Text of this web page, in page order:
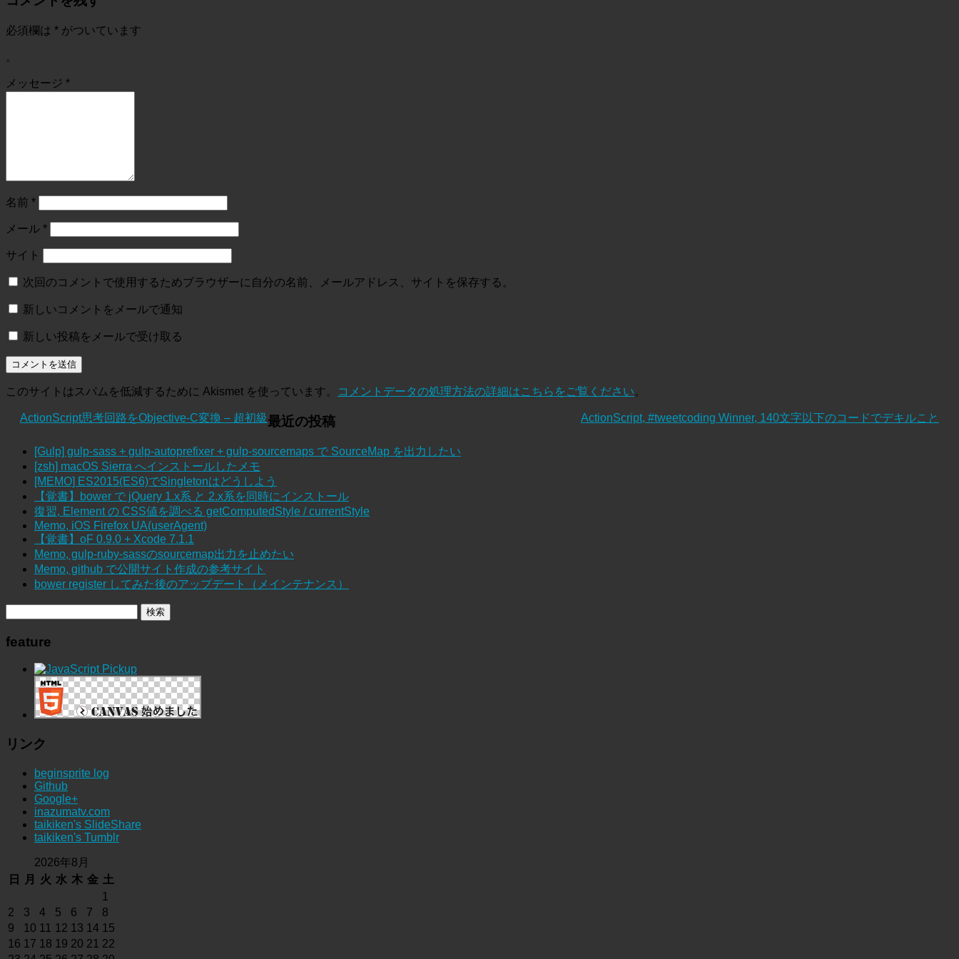
必須欄は * がついています
。
メッセージ *
名前 *
メール *
サイト
次回のコメントで使用するためブラウザーに自分の名前、メールアドレス、サイトを保存する。
新しいコメントをメールで通知
新しい投稿をメールで受け取る
このサイトはスパムを低減するために Akismet を使っています。 コメントデータの処理方法の詳細はこちらをご覧ください。
ActionScript思考回路をObjective-C変換 – 超初級 ActionScript, #tweetcoding Winner, 140文字以下のコードでデキルこと
最近の投稿
[Gulp] gulp-sass + gulp-autoprefixer + gulp-sourcemaps で SourceMap を出力したい
[zsh] macOS Sierra へインストールしたメモ
[MEMO] ES2015(ES6)でSingletonはどうしよう
【覚書】bower で jQuery 1.x系 と 2.x系を同時にインストール
復習, Element の CSS値を調べる getComputedStyle / currentStyle
Memo, iOS Firefox UA(userAgent)
【覚書】oF 0.9.0 + Xcode 7.1.1
Memo, gulp-ruby-sassのsourcemap出力を止めたい
Memo, github で公開サイト作成の参考サイト
bower register してみた後のアップデート（メインテナンス）
feature
リンク
beginsprite log
Github
Google+
inazumatv.com
taikiken's SlideShare
taikiken's Tumblr
2026年8月
日
月 火 水 木 金 土
1
2
3 4 5 6 7
8
9
10 11 12 13 14 15
16 17 18 19 20 21 22